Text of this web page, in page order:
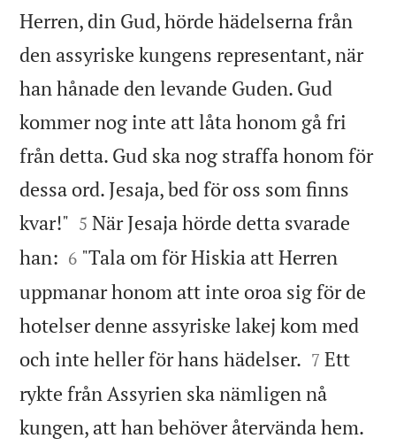
Herren, din Gud, hörde hädelserna från
den assyriske kungens representant, när
han hånade den levande Guden. Gud
kommer nog inte att låta honom gå fri
från detta. Gud ska nog straffa honom för
dessa ord. Jesaja, bed för oss som finns
kvar!" 

5 När Jesaja hörde detta svarade
han: 

6 "Tala om för Hiskia att Herren
uppmanar honom att inte oroa sig för de
hotelser denne assyriske lakej kom med
och inte heller för hans hädelser. 

7 Ett
rykte från Assyrien ska nämligen nå
kungen, att han behöver återvända hem.